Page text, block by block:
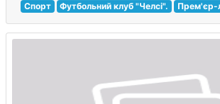
Спорт Футбольний клуб "Челсі". Прем'єр-